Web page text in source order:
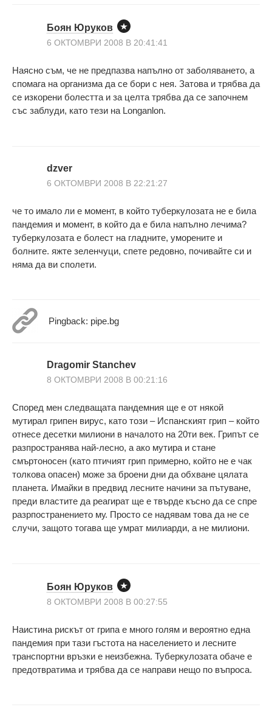
Боян Юруков
6 ОКТОМВРИ 2008 В 20:41:41
Наясно съм, че не предпазва напълно от заболяването, а
спомага на организма да се бори с нея. Затова и трябва да
се изкорени болестта и за целта трябва да се започнем
със заблуди, като тези на Longanlon.
dzver
6 ОКТОМВРИ 2008 В 22:21:27
че то имало ли е момент, в който туберкулозата не е била
пандемия и момент, в който да е била напълно лечима?
туберкулозата е болест на гладните, уморените и
болните. яжте зеленчуци, спете редовно, почивайте си и
няма да ви сполети.
Pingback: pipe.bg
Dragomir Stanchev
8 ОКТОМВРИ 2008 В 00:21:16
Според мен следващата пандемния ще е от някой
мутирал грипен вирус, като този – Испанският грип – който
отнесе десетки милиони в началото на 20ти век. Грипът се
разпространява най-лесно, а ако мутира и стане
смъртоносен (като птичият грип примерно, който не е чак
толкова опасен) може за броени дни да обхване цялата
планета. Имайки в предвид лесните начини за пътуване,
преди властите да реагират ще е твърде късно да се спре
разрпостранението му. Просто се надявам това да не се
случи, защото тогава ще умрат милиарди, а не милиони.
Боян Юруков
8 ОКТОМВРИ 2008 В 00:27:55
Наистина рискът от грипа е много голям и вероятно една
пандемия при тази гъстота на населението и лесните
транспортни връзки е неизбежна. Туберкулозата обаче е
предотвратима и трябва да се направи нещо по въпроса.